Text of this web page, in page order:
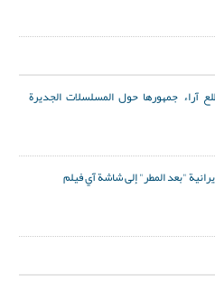
آراء جمهورها حول المسلسلات الجديرة
"بعد المطر" إلى شاشة آي فيلم